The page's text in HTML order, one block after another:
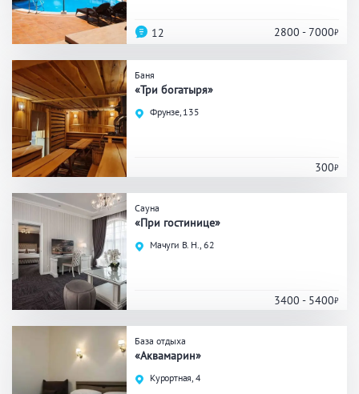
Вместимость
до 10 человек
от 20 человек
Банные услуги
Массаж
Кедровая бочка
Парильщик/ банщик
СПА
Гидромассаж
Банный чан
Круглосуточно
2800 - 7000
12
Баня
«Три богатыря»
Фрунзе, 135
300
Сауна
«При гостинице»
Мачуги В. Н., 62
3400 - 5400
База отдыха
«Аквамарин»
Курортная, 4